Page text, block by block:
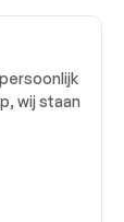
wij staan